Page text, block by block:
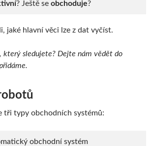
? Ještě se obchoduje?
jaké hlavní věci lze z dat vyčíst.
který sledujete? Dejte nám vědět do
tři typy obchodních systémů:
obchodní systém